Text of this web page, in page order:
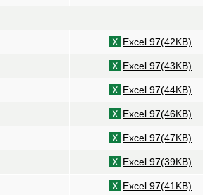
Excel 97(42KB)
Excel 97(43KB)
Excel 97(44KB)
Excel 97(46KB)
Excel 97(47KB)
Excel 97(39KB)
Excel 97(41KB)